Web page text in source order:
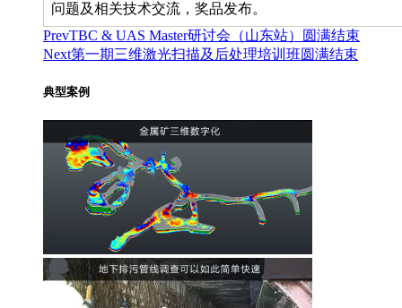
问题及相关技术交流，奖品发布。
PrevTBC & UAS Master研讨会（山东站）圆满结束
Next第一期三维激光扫描及后处理培训班圆满结束
典型案例